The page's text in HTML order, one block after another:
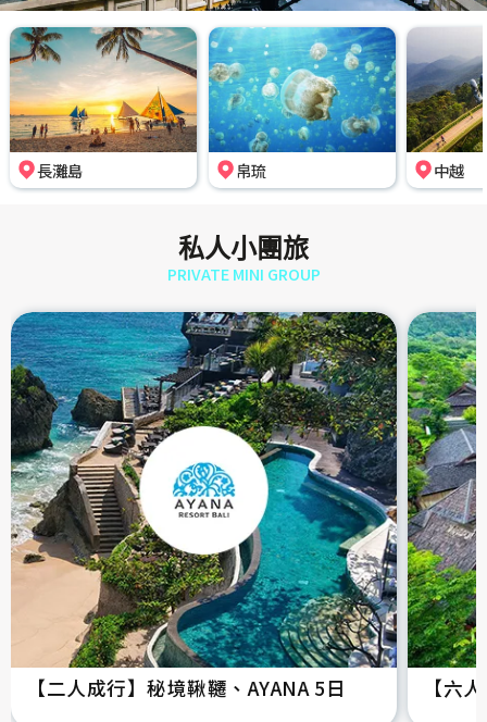
長灘島 帛琉 中越
私人小團旅
PRIVATE MINI GROUP
【二人成行】秘境鞦韆、AYANA 5日 【六